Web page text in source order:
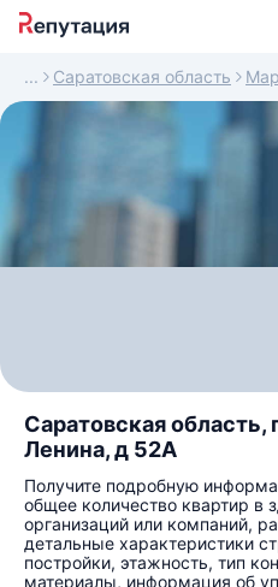
Саратовская область
Саратовская область,
Ленина, д 52А
Получите подробную
общее количество квартир в
организаций или компаний,
детальные характеристики
постройки, этажность, тип
материалы, информация об